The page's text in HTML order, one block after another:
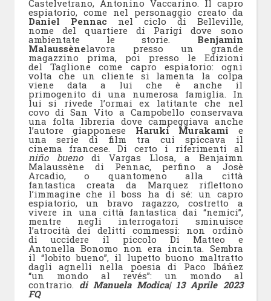
Castelvetrano, Antonino Vaccarino. Il capro
espiatorio, come nel personaggio creato da
Daniel Pennac nel ciclo di Belleville,
nome del quartiere di Parigi dove sono
ambientate le storie. Benjamin
Malaussènelavora presso un grande
magazzino prima, poi presso le Edizioni
del Taglione come capro espiatorio: ogni
volta che un cliente si lamenta la colpa
viene data a lui che è anche il
primogenito di una numerosa famiglia. In
lui si rivede l’ormai ex latitante che nel
covo di San Vito a Campobello conservava
una folta libreria dove campeggiava anche
l’autore giapponese Haruki Murakami e
una serie di film tra cui spiccava il
cinema francese. Di certo i riferimenti al
niño buenodi Vargas Llosa, a Benjaimn
Malaussène di Pennac, perfino a Josè
Arcadio, o quantomeno alla città
fantastica creata da Marquez riflettono
l’immagine che il boss ha di sé: un capro
espiatorio, un bravo ragazzo, costretto a
vivere in una città fantastica dai “nemici”,
mentre negli interrogatori sminuisce
l’atrocità dei delitti commessi: non ordinò
di uccidere il piccolo Di Matteo e
Antonella Bonomo non era incinta. Sembra
il “lobito bueno”, il lupetto buono maltratto
dagli agnelli nella poesia di Paco Ibáñez
“un mondo al revés”: un mondo al
contrario. di Manuela Modica| 13 Aprile 2023
FQ